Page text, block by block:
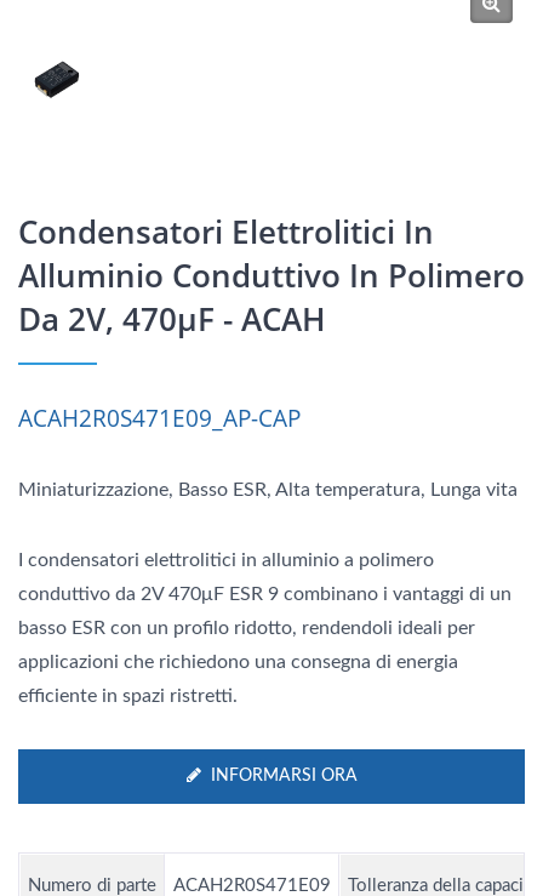
Condensatori Elettrolitici In
Alluminio Conduttivo In Polimero
Da 2V, 470μF - ACAH
ACAH2R0S471E09_AP-CAP
Miniaturizzazione, Basso ESR, Alta temperatura, Lunga vita
I condensatori elettrolitici in alluminio a polimero
conduttivo da 2V 470μF ESR 9 combinano i vantaggi di un
basso ESR con un profilo ridotto, rendendoli ideali per
applicazioni che richiedono una consegna di energia
efficiente in spazi ristretti.
INFORMARSI ORA
Numero di parte ACAH2R0S471E09 Tolleranza della capacità